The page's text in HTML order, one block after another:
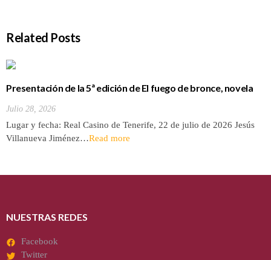
Related Posts
Presentación de la 5ª edición de El fuego de bronce, novela
Julio 28, 2026
Lugar y fecha: Real Casino de Tenerife, 22 de julio de 2026 Jesús
Villanueva Jiménez…Read more
NUESTRAS REDES
Facebook
Twitter